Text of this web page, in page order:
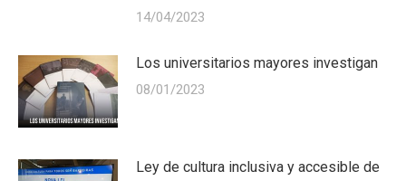
14/04/2023
Los universitarios mayores investigan
08/01/2023
Ley de cultura inclusiva y accesible de